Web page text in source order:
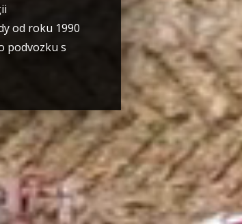
od roku 1990
podvozku s